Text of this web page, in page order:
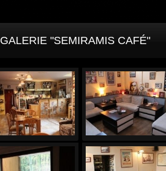
GALERIE "SEMIRAMIS CAFÉ"